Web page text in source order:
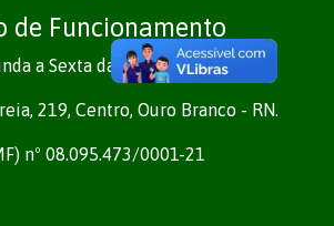
de Funcionamento
a Sexta das 7h às 13h
219, Centro, Ouro Branco - RN.
nº 08.095.473/0001-21